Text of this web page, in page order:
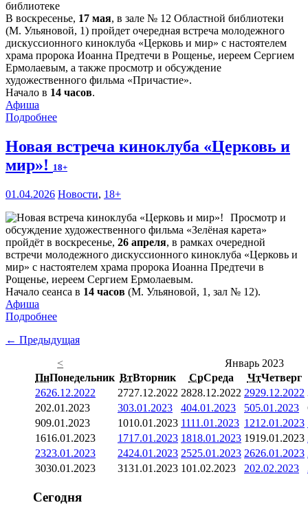
В воскресенье, 17 мая, в зале № 12 Областной библиотеки
(М. Ульяновой, 1) пройдет очередная встреча молодежного
дискуссионного киноклуба «Церковь и мир» с настоятелем
храма пророка Иоанна Предтечи в Рощенье, иереем Сергием
Ермолаевым, а также просмотр и обсуждение
художественного фильма «Причастие».
Начало в 14 часов.
Афиша
Подробнее
Новая встреча киноклуба «Церковь и
мир»! 18+
01.04.2026 Новости, 18+
Просмотр и
обсуждение художественного фильма «Зелёная карета»
пройдёт в воскресенье, 26 апреля, в рамках очередной
встречи молодежного дискуссионного киноклуба «Церковь и
мир» с настоятелем храма пророка Иоанна Предтечи в
Рощенье, иереем Сергием Ермолаевым.
Начало сеанса в 14 часов (М. Ульяновой, 1, зал № 12).
Афиша
Подробнее
← Предыдущая
<
Январь 2023
ПнПонедельник ВтВторник СрСреда ЧтЧетверг
2626.12.2022 2727.12.2022 2828.12.2022 2929.12.2022
202.01.2023 303.01.2023 404.01.2023 505.01.2023
909.01.2023 1010.01.2023 1111.01.2023 1212.01.2023
1616.01.2023 1717.01.2023 1818.01.2023 1919.01.2023
2323.01.2023 2424.01.2023 2525.01.2023 2626.01.2023
3030.01.2023 3131.01.2023 101.02.2023 202.02.2023
Сегодня